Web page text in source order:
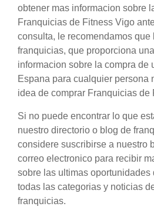
obtener mas informacion sobre
Franquicias de Fitness Vigo
consulta, le recomendamos que
franquicias, que proporciona
informacion sobre la compra de
Espana para cualquier persona
idea de comprar Franquicias de
Si no puede encontrar lo que
nuestro directorio o blog de
considere suscribirse a nuestro
correo electronico para recibir
sobre las ultimas oportunidades
todas las categorias y noticias
franquicias.